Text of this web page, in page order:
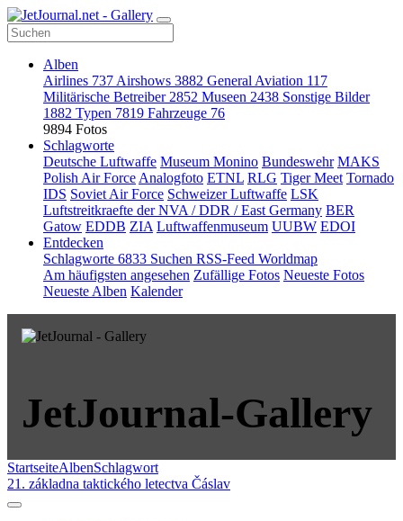
Alben
Airlines 737 Airshows 3882 General Aviation 117
Militärische Betreiber 2852 Museen 2438 Sonstige Bilder
1882 Typen 7819 Fahrzeuge 76
9894 Fotos
Schlagworte
Deutsche Luftwaffe Museum Monino Bundeswehr MAKS
Polish Air Force Analogfoto ETNL RLG Tiger Meet Tornado
IDS Soviet Air Force Schweizer Luftwaffe LSK
Luftstreitkraefte der NVA / DDR / East Germany BER
Gatow EDDB ZIA Luftwaffenmuseum UUBW EDOI
Entdecken
Schlagworte 6833 Suchen RSS-Feed Worldmap
Am häufigsten angesehen Zufällige Fotos Neueste Fotos
Neueste Alben Kalender
JetJournal-Gallery
StartseiteAlbenSchlagwort
21. základna taktického letectva Čáslav